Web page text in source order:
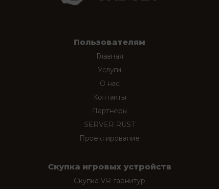
Пользователям
Главная
Услуги
О нас
Контакты
Партнеры
SERVER RUST
Проектирование
Скупка игровых устройств
Скупка VR-гарнитур